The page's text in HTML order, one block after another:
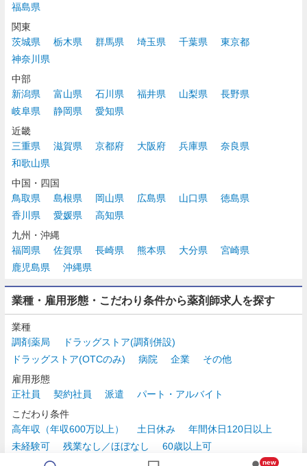
福島県
関東
茨城県
栃木県 群馬県 埼玉県 千葉県
東京都
神奈川県
中部
新潟県
富山県 石川県 福井県 山梨県
長野県
岐阜県
静岡県
愛知県
近畿
三重県
滋賀県 京都府 大阪府 兵庫県
奈良県
和歌山県
中国・四国
鳥取県
島根県 岡山県 広島県 山口県
徳島県
香川県
愛媛県
高知県
九州・沖縄
福岡県
佐賀県 長崎県 熊本県 大分県
宮崎県
鹿児島県
沖縄県
業種・雇用形態・こだわり条件から薬剤師求人を探す
業種
調剤薬局
ドラッグストア(調剤併設)
ドラッグストア(OTCのみ)
病院 企業
その他
雇用形態
正社員
契約社員 派遣
パート・アルバイト
こだわり条件
高年収（年収600万以上）
土日休み
年間休日120日以上
未経験可
残業なし／ほぼなし
60歳以上可
時給2,500円以上
new